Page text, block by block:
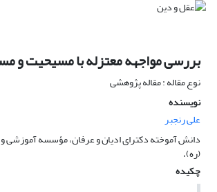
بررسی مواجهه معتزله با مسیحیت و
نوع مقاله : مقاله پژوهشی
نویسنده
علی رنجبر
دانش آموخته دکترای ادیان و عرفان، مؤسسه آموزشی
(ره)،
چکیده